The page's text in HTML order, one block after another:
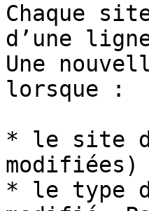
Chaque
d’une
Une
lorsque :
* le site
modifiées)
* le type